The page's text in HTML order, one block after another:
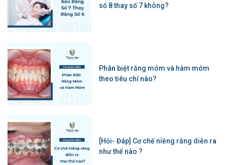
số 8 thay số 7 không?
Phân biệt răng móm và hàm móm
theo tiêu chí nào?
[Hỏi- Đáp] Cơ chế niềng răng diễn ra
như thế nào ?